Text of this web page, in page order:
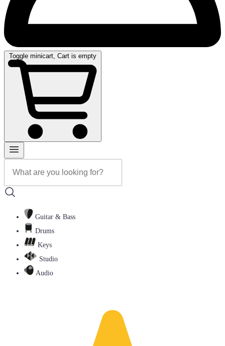
Toggle minicart, Cart is empty
Guitar & Bass
Drums
Keys
Studio
Audio